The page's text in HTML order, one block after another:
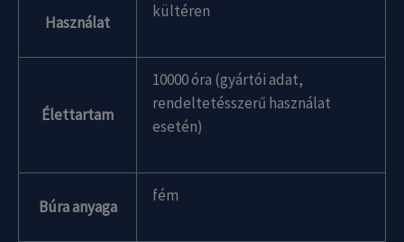
Használat
kültéren
Élettartam
10000 óra (gyártói adat,
rendeltetésszerű használat
esetén)
Búra anyaga
fém